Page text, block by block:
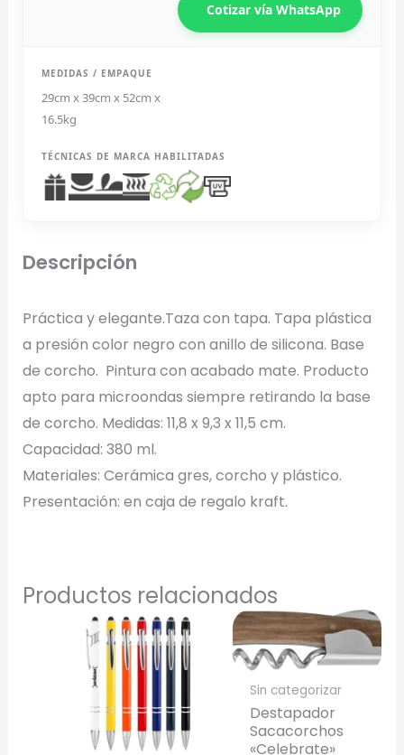
Diseñador de Vistas Previas
con IA
o haz clic para explorar tus archivos
Una Tinta
Marcado en un solo color plano (ideal serigrafía/grabado).
Full Color
Generar Vista Previa con IA
Cotizar vía WhatsApp
MEDIDAS / EMPAQUE
29cm x 39cm x 52cm x
16.5kg
TÉCNICAS DE MARCA HABILITADAS
Descripción
Práctica y elegante.Taza con tapa. Tapa plástica
a presión color negro con anillo de silicona. Base
de corcho. Pintura con acabado mate. Producto
apto para microondas siempre retirando la base
de corcho. Medidas: 11,8 x 9,3 x 11,5 cm.
Capacidad: 380 ml.
Materiales: Cerámica gres, corcho y plástico.
Presentación: en caja de regalo kraft.
Productos relacionados
Sin categorizar
Destapador
Sacacorchos
«Celebrate»